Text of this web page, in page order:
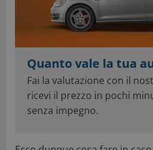
Quanto vale la tua
Fai la valutazione con il
ricevi il prezzo in pochi
senza impegno.